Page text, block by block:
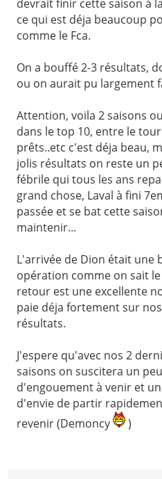
devrait finir cette saison à
ce qui est déja beaucoup
comme le Fca.
On a bouffé 2-3 résultats,
ou on aurait pu largement
Attention, voila 2 saisons
dans le top 10, entre le
prêts..etc c'est déja beau,
jolis résultats on reste un
fébrile qui tous les ans
grand chose, Laval à fini
passée et se bat cette
maintenir...
L'arrivée de Dion était une
opération comme on sait
retour est une excellente
paie déja fortement sur
résultats.
J'espere qu'avec nos 2
saisons on suscitera un
d'engouement à venir et
d'envie de partir
revenir (Demoncy
)